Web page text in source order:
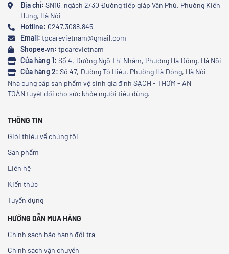
Địa chỉ: SN16, ngách 2/30 Đường tiếp giáp Văn Phú, Phường Kiến
Hưng, Hà Nội
Hotline: 0247.3088.845
Email: tpcarevietnam@gmail.com
Shopee.vn: tpcarevietnam
Cửa hàng 1: Số 4, Đường Ngô Thì Nhậm, Phường Hà Đông, Hà Nội
Cửa hàng 2: Số 47, Đường Tô Hiệu, Phường Hà Đông, Hà Nội
Nhà cung cấp sản phẩm vệ sinh gia đình SẠCH - THƠM - AN
TOÀN tuyệt đối cho sức khỏe người tiêu dùng.
THÔNG TIN
Giới thiệu về chúng tôi
Sản phẩm
Liên hệ
Kiến thức
Tuyển dụng
HƯỚNG DẪN MUA HÀNG
Chính sách bảo hành đổi trả
Chính sách vận chuyển